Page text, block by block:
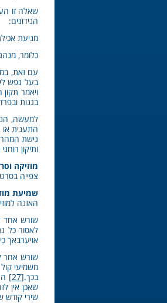
שאלה זו
הנידונים:
מניעת
כלומר,
עם זאת,
בעל נפש
ויאמר
בגנות
למעשה,
התענית
גישת
ותיקון
מוזיקה
צפייה
שמיעת
האזנה
שורש אחד
לאסור כל
אויערבאך
שורש אחר
משמיעי
בכך.[27]
שאכן אין
שירי קודש